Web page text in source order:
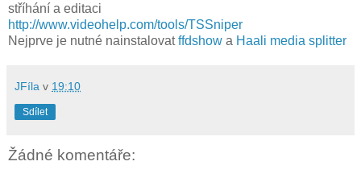
stříhání a editaci
http://www.videohelp.com/tools/TSSniper
Nejprve je nutné nainstalovatffdshow a Haali media splitter
JFíla v 19:10
Sdílet
Žádné komentáře: